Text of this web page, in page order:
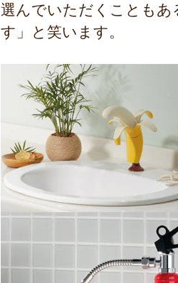
選んでいただくことも
す」と笑います。